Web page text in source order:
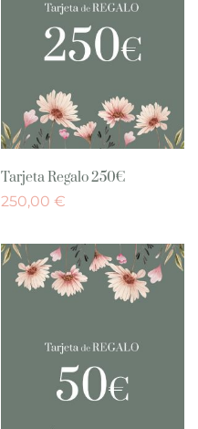
Tarjeta Regalo 250€
250,00 €